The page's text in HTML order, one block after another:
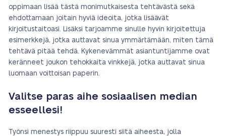
oppimaan lisää tästä monimutkaisesta tehtävästä sekä
ehdottamaan joitain hyviä ideoita, jotka lisäävät
kirjoitustaitoasi. Lisäksi tarjoamme sinulle hyvin kirjoitettuja
esimerkkejä, jotka auttavat sinua ymmärtämään, miten tämä
tehtävä pitää tehdä. Kykenevämmät asiantuntijamme ovat
keränneet joukon tehokkaita vinkkejä, jotka auttavat sinua
luomaan voittoisan paperin.
Valitse paras aihe sosiaalisen median
esseellesi!
Työnsi menestys riippuu suuresti siitä aiheesta, jolla